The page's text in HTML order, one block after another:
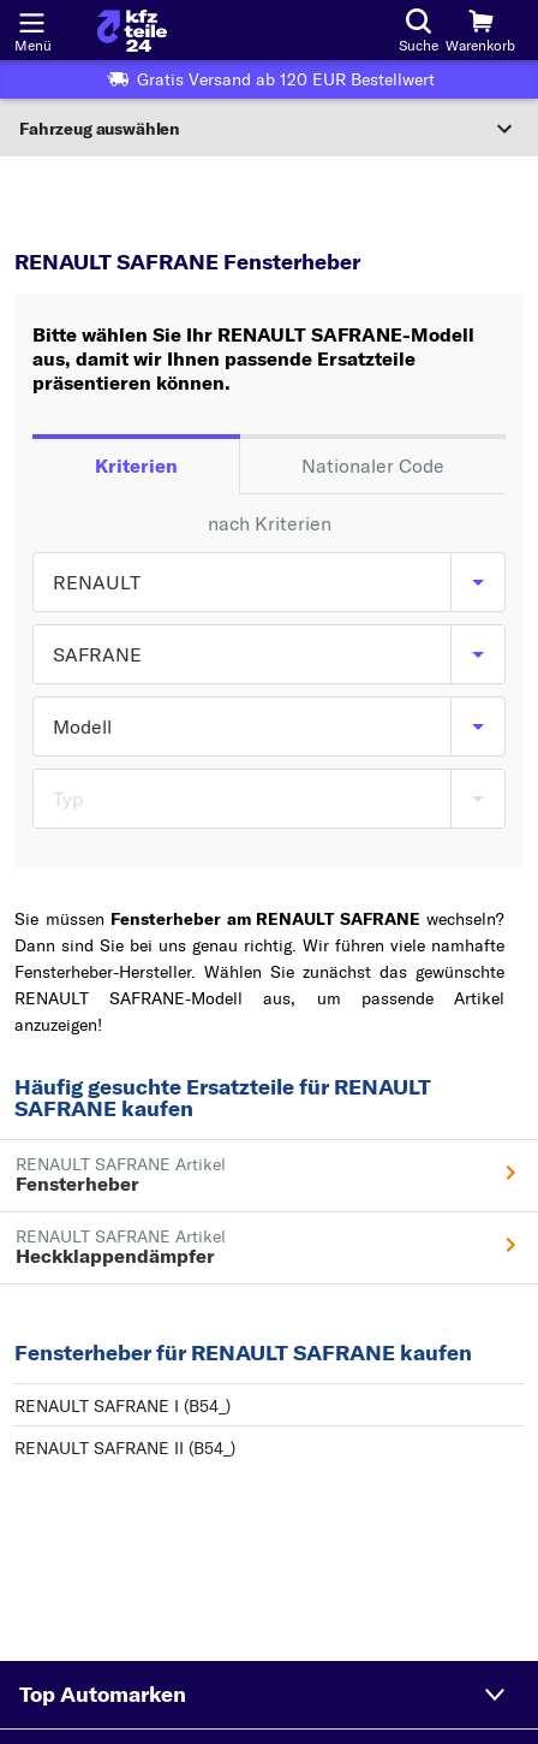
Menü Suche Warenkorb
Gratis Versand ab 120 EUR Bestellwert
Fahrzeug auswählen
Wo finde ich die?
Oder
Oder Fahrzeugauswahl nach Kriterien:
Hersteller wählen
Typ wählen
RENAULT SAFRANE Fensterheber
Bitte wählen Sie Ihr RENAULT SAFRANE-Modell
aus, damit wir Ihnen passende Ersatzteile
präsentieren können.
Kriterien Nationaler Code
nach Kriterien
RENAULT
SAFRANE
Modell
Typ
Sie müssen Fensterheber am RENAULT SAFRANE wechseln?
Dann sind Sie bei uns genau richtig. Wir führen viele namhafte
Fensterheber-Hersteller. Wählen Sie zunächst das gewünschte
RENAULT SAFRANE-Modell aus, um passende Artikel
anzuzeigen!
Häufig gesuchte Ersatzteile für RENAULT
SAFRANE kaufen
RENAULT SAFRANE Artikel
Fensterheber
RENAULT SAFRANE Artikel
Heckklappendämpfer
Fensterheber für RENAULT SAFRANE kaufen
RENAULT SAFRANE I (B54_)
RENAULT SAFRANE II (B54_)
Top Automarken